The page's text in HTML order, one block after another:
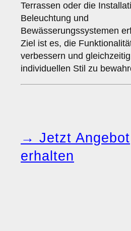
Terrassen oder die
Beleuchtung und
Bewässerungssystemen
Ziel ist es, die
verbessern und
individuellen Stil zu
→ Jetzt Angebot
erhalten